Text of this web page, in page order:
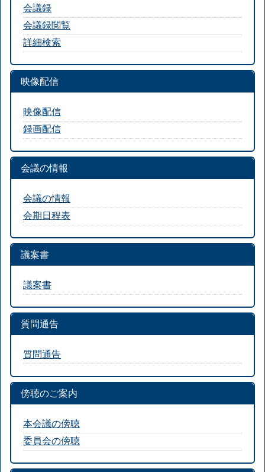
会議録
会議録閲覧
詳細検索
映像配信
映像配信
録画配信
会議の情報
会議の情報
会期日程表
議案書
議案書
質問通告
質問通告
傍聴のご案内
本会議の傍聴
委員会の傍聴